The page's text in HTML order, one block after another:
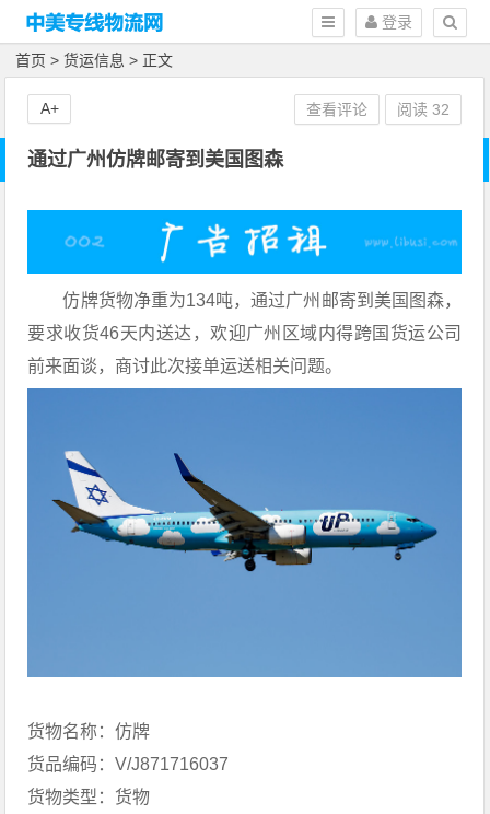
登录
首页 > 货运信息 > 正文
通过广州仿牌邮寄到美国图森
仿牌货物净重为134吨，通过广州邮寄到美国图森，
要求收货46天内送达，欢迎广州区域内得跨国货运公司
前来面谈，商讨此次接单运送相关问题。
货物名称：仿牌
货品编码：V/J871716037
货物类型：货物
查看评论 阅读32
A+